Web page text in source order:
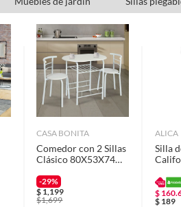
CASA BONITA
Comedor con 2 Sillas
Clásico 80X53X74
-29%
$1,199
$1,699
ALICA
Silla
$
$ 189